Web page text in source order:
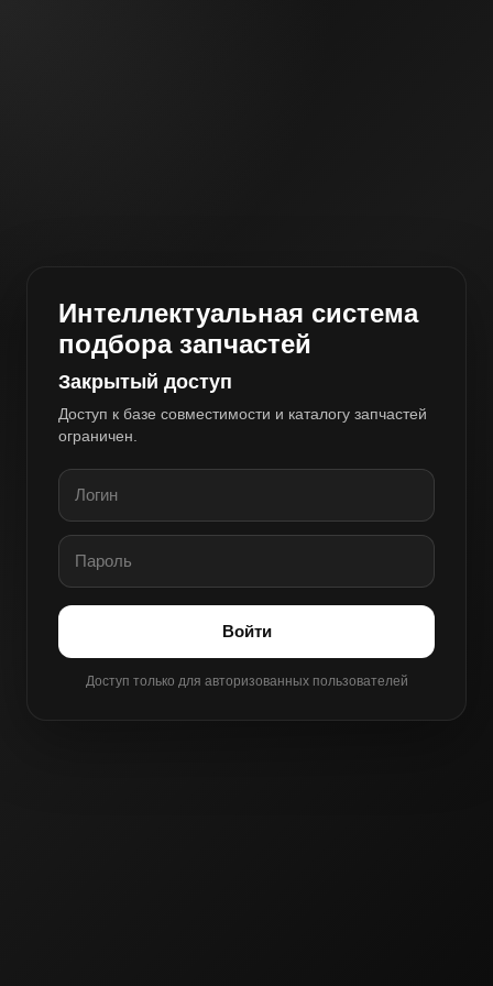
Интеллектуальная система
подбора запчастей
Закрытый доступ
Доступ к базе совместимости и каталогу запчастей
ограничен.
Войти
Доступ только для авторизованных пользователей